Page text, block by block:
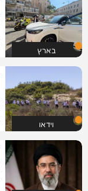
בארץ
וידאו